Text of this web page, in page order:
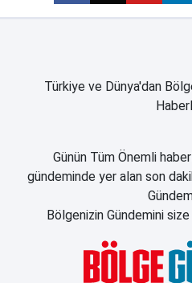
Türkiye ve Dünya'dan
Günün Tüm Önemli
gündeminde yer alan son
Bölgenizin Gündemini